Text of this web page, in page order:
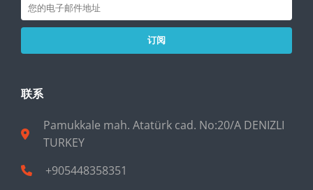
订阅
联系
Pamukkale mah. Atatürk cad. No:20/A DENIZLI
TURKEY
+905448358351